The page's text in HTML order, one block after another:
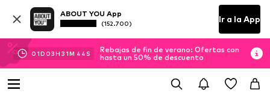
ABOUT YOU App
(152.700) Ir a la App
01D 03H 31M 44 S
Rebajas de fin de verano: Ofertas con
hasta un 50% de descuento